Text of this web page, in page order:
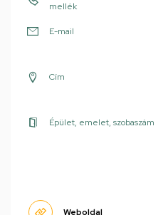
mellék
E-mail
Cím
Épület, emelet, szobaszám
Weboldal